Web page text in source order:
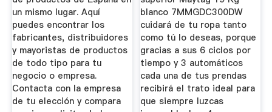
un mismo lugar. Aquí
puedes encontrar los
fabricantes, distribuidores
y mayoristas de productos
de todo tipo para tu
negocio o empresa.
Contacta con la empresa
de tu elección y compara
blanco 7MMGDC300DW
cuidará de tu ropa tanto
como tú lo deseas, porque
gracias a sus 6 ciclos por
tiempo y 3 automáticos
cada una de tus prendas
recibirá el trato ideal para
que siempre luzcas